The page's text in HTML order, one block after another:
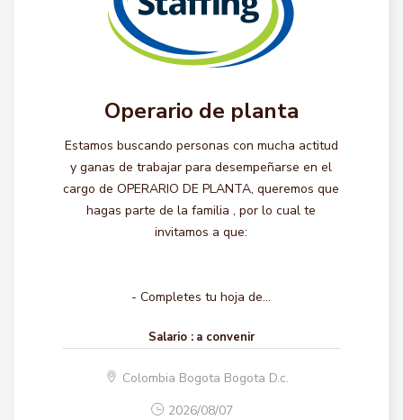
Operario de planta
Estamos buscando personas con mucha actitud
y ganas de trabajar para desempeñarse en el
cargo de OPERARIO DE PLANTA, queremos que
hagas parte de la familia , por lo cual te
invitamos a que:
- Completes tu hoja de...
Salario : a convenir
Colombia Bogota Bogota D.c.
2026/08/07